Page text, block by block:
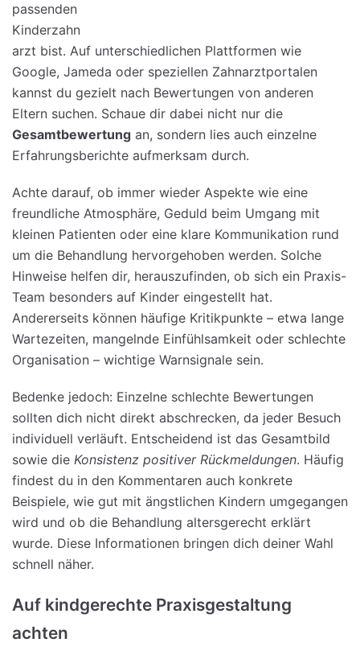
passenden
Kinderzahn
arzt bist. Auf unterschiedlichen Plattformen wie
Google, Jameda oder speziellen Zahnarztportalen
kannst du gezielt nach Bewertungen von anderen
Eltern suchen. Schaue dir dabei nicht nur die
Gesamtbewertung an, sondern lies auch einzelne
Erfahrungsberichte aufmerksam durch.
Achte darauf, ob immer wieder Aspekte wie eine
freundliche Atmosphäre, Geduld beim Umgang mit
kleinen Patienten oder eine klare Kommunikation rund
um die Behandlung hervorgehoben werden. Solche
Hinweise helfen dir, herauszufinden, ob sich ein Praxis-
Team besonders auf Kinder eingestellt hat.
Andererseits können häufige Kritikpunkte – etwa lange
Wartezeiten, mangelnde Einfühlsamkeit oder schlechte
Organisation – wichtige Warnsignale sein.
Bedenke jedoch: Einzelne schlechte Bewertungen
sollten dich nicht direkt abschrecken, da jeder Besuch
individuell verläuft. Entscheidend ist das Gesamtbild
sowie die Konsistenz positiver Rückmeldungen. Häufig
findest du in den Kommentaren auch konkrete
Beispiele, wie gut mit ängstlichen Kindern umgegangen
wird und ob die Behandlung altersgerecht erklärt
wurde. Diese Informationen bringen dich deiner Wahl
schnell näher.
Auf kindgerechte Praxisgestaltung
achten